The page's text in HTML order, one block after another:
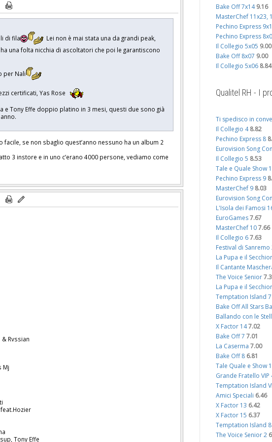
di fila
Lei non è mai stata una da grandi peak,
una folta nicchia di ascoltatori che poi le garantiscono
per Nali
certificati, Yas Rose
e Tony Effe doppio platino in 3 mesi, questi due sono già
facile, se non sbaglio quest’anno nessuno ha un album 2
3 instore e in uno c’erano 4000 persone, vediamo come
& Rvssian
Mj
feat.Hozier
Tony Effe
Bake Off 7x14 9.16
MasterChef 11x23,
Pechino Express
Pechino Express
Il Collegio 5x05 9.00
Bake Off 8x07 9.00
Il Collegio 5x06 8.84
Qualitel RH - I
Ti spedisco in
Il Collegio 4 8.82
Pechino Express 8
Eurovision Song
Il Collegio 5 8.53
Tale e Quale Show
Pechino Express 9
MasterChef 9 8.03
Eurovision Song
L'Isola dei Famosi
EuroGames 7.67
MasterChef 10 7.66
Il Collegio 6 7.63
Festival di Sanremo
La Pupa e il
Il Cantante
The Voice Senior
La Pupa e il
Temptation Island 7
Bake Off All Stars
Ballando con le
X Factor 147.02
Bake Off 7 7.01
La Caserma 7.00
Bake Off 8 6.81
Tale Quale e Show
Grande Fratello VIP
Temptation Island
Amici Speciali 6.46
X Factor 13 6.42
X Factor 15 6.37
Temptation Island 8
The Voice Senior 2